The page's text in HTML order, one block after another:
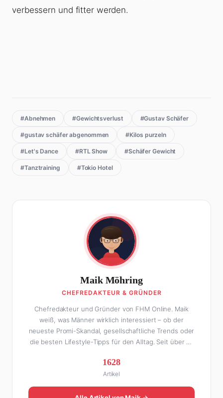
verbessern und fitter werden.
#Abnehmen #Gewichtsverlust #Gustav Schäfer
#gustav schäfer abgenommen #Kilos purzeln
#Let's Dance #RTL Show #Schäfer Gewicht
#Tanztraining #Tokio Hotel
Maik Möhring
CHEFREDAKTEUR & GRÜNDER
Chefredakteur und Gründer von FHM Online. Maik
weiß, was Männer wirklich interessiert – ob der
neueste Promi-Skandal, gesellschaftliche Trends oder
die besten Lifestyle-Tipps für den Alltag. Seit über 10
Online zu einer der führenden Männer-Lifestyle-
Plattformen im deutschsprachigen Raum aufgebaut.
Sein Weg dahin war alles andere als geradlinig: Die
1628
Artikel